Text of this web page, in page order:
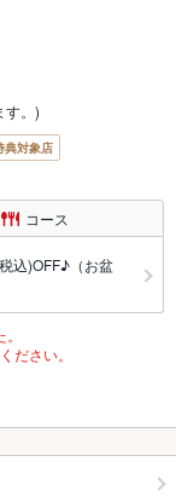
す。)
典対象店
コース
込)OFF♪（お盆
ださい。